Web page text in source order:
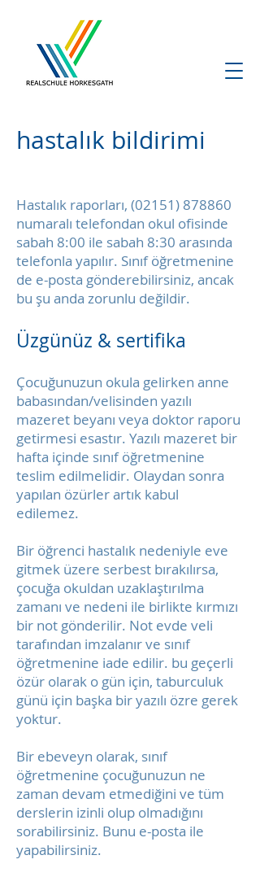
hastalık bildirimi
Hastalık raporları, (02151) 878860
numaralı telefondan okul ofisinde
sabah 8:00 ile sabah 8:30 arasında
telefonla yapılır. Sınıf öğretmenine
de e-posta gönderebilirsiniz, ancak
bu şu anda zorunlu değildir.
Üzgünüz & sertifika
Çocuğunuzun okula gelirken anne
babasından/velisinden yazılı
mazeret beyanı veya doktor raporu
getirmesi esastır. Yazılı mazeret bir
hafta içinde sınıf öğretmenine
teslim edilmelidir. Olaydan sonra
yapılan özürler artık kabul
edilemez.
Bir öğrenci hastalık nedeniyle eve
gitmek üzere serbest bırakılırsa,
çocuğa okuldan uzaklaştırılma
zamanı ve nedeni ile birlikte kırmızı
bir not gönderilir. Not evde veli
tarafından imzalanır ve sınıf
öğretmenine iade edilir. bu geçerli
özür olarak o gün için, taburculuk
günü için başka bir yazılı özre gerek
yoktur.
Bir ebeveyn olarak, sınıf
öğretmenine çocuğunuzun ne
zaman devam etmediğini ve tüm
derslerin izinli olup olmadığını
sorabilirsiniz. Bunu e-posta ile
yapabilirsiniz.